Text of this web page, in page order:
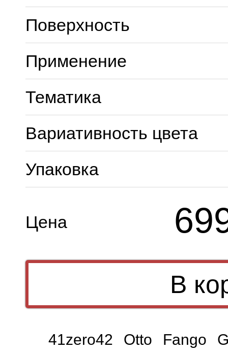
Поверхность
Применение
Тематика
Вариативность цвета
Упаковка
Цена
41zero42 Otto Fango